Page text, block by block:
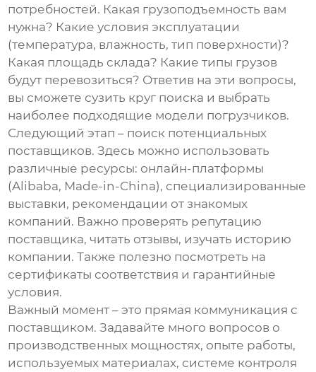
потребностей. Какая грузоподъемность вам
нужна? Какие условия эксплуатации
(температура, влажность, тип поверхности)?
Какая площадь склада? Какие типы грузов
будут перевозиться? Ответив на эти вопросы,
вы сможете сузить круг поиска и выбрать
наиболее подходящие модели погрузчиков.
Следующий этап – поиск потенциальных
поставщиков. Здесь можно использовать
различные ресурсы: онлайн-платформы
(Alibaba, Made-in-China), специализированные
выставки, рекомендации от знакомых
компаний. Важно проверять репутацию
поставщика, читать отзывы, изучать историю
компании. Также полезно посмотреть на
сертификаты соответствия и гарантийные
условия.
Важный момент – это прямая коммуникация с
поставщиком. Задавайте много вопросов о
производственных мощностях, опыте работы,
используемых материалах, системе контроля